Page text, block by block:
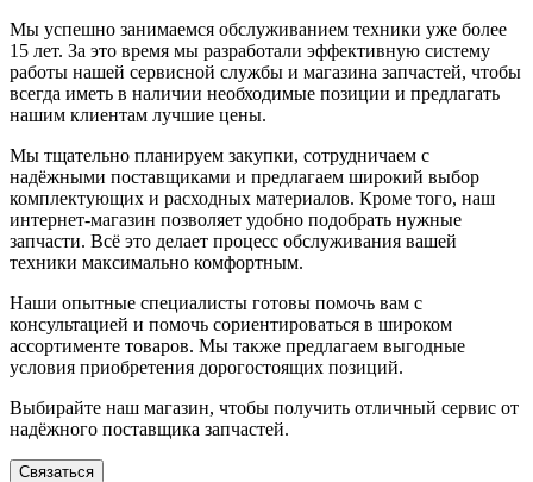
Мы успешно занимаемся обслуживанием техники уже более
15 лет. За это время мы разработали эффективную систему
работы нашей сервисной службы и магазина запчастей, чтобы
всегда иметь в наличии необходимые позиции и предлагать
нашим клиентам лучшие цены.
Мы тщательно планируем закупки, сотрудничаем с
надёжными поставщиками и предлагаем широкий выбор
комплектующих и расходных материалов. Кроме того, наш
интернет-магазин позволяет удобно подобрать нужные
запчасти. Всё это делает процесс обслуживания вашей
техники максимально комфортным.
Наши опытные специалисты готовы помочь вам с
консультацией и помочь сориентироваться в широком
ассортименте товаров. Мы также предлагаем выгодные
условия приобретения дорогостоящих позиций.
Выбирайте наш магазин, чтобы получить отличный сервис от
надёжного поставщика запчастей.
Связаться